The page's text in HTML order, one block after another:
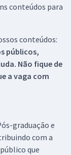
conteúdos para
conteúdos:
públicos,
Não fique de
a vaga com
graduação e
com a
que